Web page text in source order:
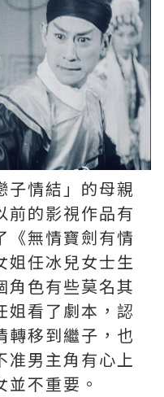
子情結」的母親
前的影視作品有
《無情寶劍有情
姐任冰兒女士生
角色有些莫名其
姐看了劇本，認
轉移到繼子，也
准男主角有心上
不重要。